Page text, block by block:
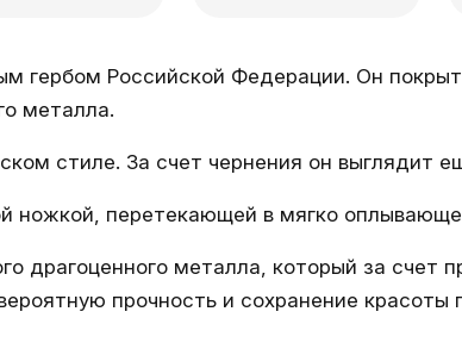
гербом Российской Федерации. Он
металла.
стиле. За счет чернения он выглядит
ножкой, перетекающей в мягко
драгоценного металла, который за
прочность и сохранение красоты